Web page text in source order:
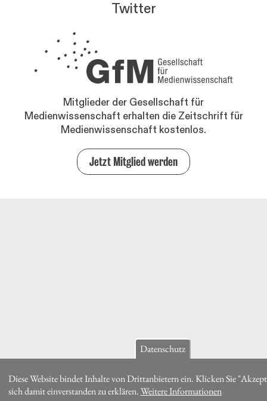
Twitter
Mitglieder der Gesellschaft für
Medienwissenschaft erhalten die Zeitschrift für
Medienwissenschaft kostenlos.
Jetzt Mitglied werden
Datenschutz
Diese Website bindet Inhalte von Drittanbietern ein. Klicken Sie
sich damit einverstanden zu erklären.Weitere Informationen